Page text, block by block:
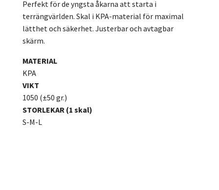
Perfekt för de yngsta åkarna att starta i
terrängvärlden. Skal i KPA-material för maximal
lätthet och säkerhet. Justerbar och avtagbar
skärm.
MATERIAL
KPA
VIKT
1050 (±50 gr.)
STORLEKAR (1 skal)
S-M-L